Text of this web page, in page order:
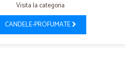
Visita la categoria
CANDELE-PROFUMATE